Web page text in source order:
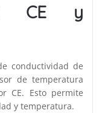
CE y
conductividad de
de temperatura
CE. Esto permite
y temperatura.